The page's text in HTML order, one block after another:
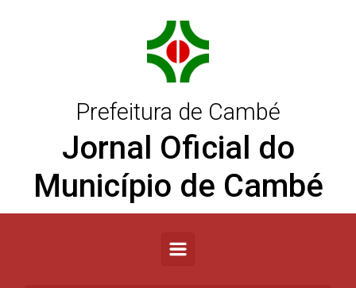
Prefeitura de Cambé
Jornal Oficial do
Município de Cambé